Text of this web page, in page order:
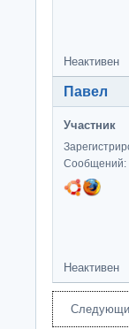
Неактивен
Павел
Участник
Сообщений:
Неактивен